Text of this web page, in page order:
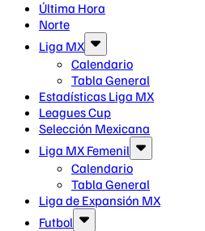
Última Hora
Norte
Liga MX
Calendario
Tabla General
Estadísticas Liga MX
Leagues Cup
Selección Mexicana
Liga MX Femenil
Calendario
Tabla General
Liga de Expansión MX
Futbol